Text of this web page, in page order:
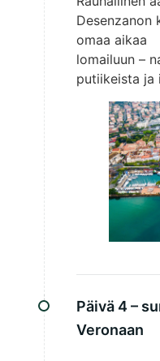
Desenzanon
omaa aikaa
lomailuun –
putiikeista ja
Päivä 4 –
Veronaan